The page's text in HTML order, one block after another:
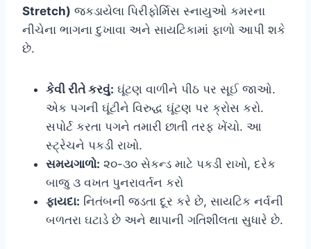
Stretch) જકડાયેલા પિરીફોર્મિસ સ્નાયુઓ કમરના
નીચેના ભાગના દુખાવા અને સાયટિકામાં ફાળો આપી શકે
છે.
કેવી રીતે કરવું: ઘૂંટણ વાળીને પીઠ પર સૂઈ જાઓ.
એક પગની ઘૂંટીને વિરુદ્ધ ઘૂંટણ પર ક્રોસ કરો.
સપોર્ટ કરતા પગને તમારી છાતી તરફ ખેંચો. આ
સ્ટ્રેચને પકડી રાખો.
સમયગાળો: ૨૦-૩૦ સેકન્ડ માટે પકડી રાખો, દરેક
બાજુ ૩ વખત પુનરાવર્તન કરો
ફાયદા: નિતંબની જડતા દૂર કરે છે, સાયટિક નર્વની
બળતરા ઘટાડે છે અને થાપાની ગતિશીલતા સુધારે છે.